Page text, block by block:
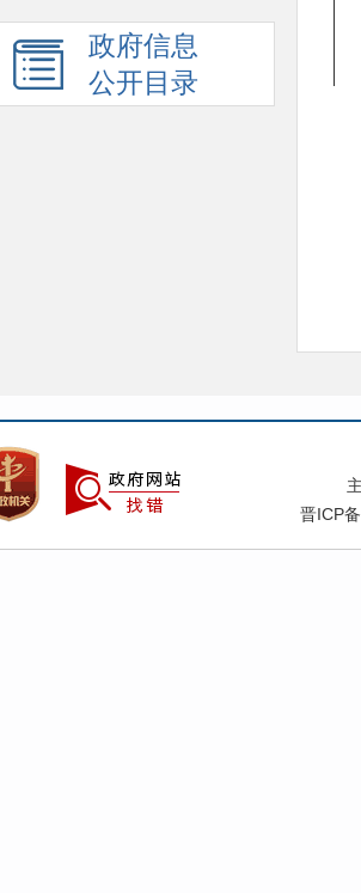
政府信息
公开目录
晋ICP